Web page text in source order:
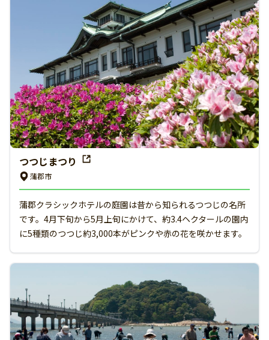
つつじまつり
蒲郡市
蒲郡クラシックホテルの庭園は昔から知られるつつじの名所
です。4月下旬から5月上旬にかけて、約3.4ヘクタールの園内
に5種類のつつじ約3,000本がピンクや赤の花を咲かせます。